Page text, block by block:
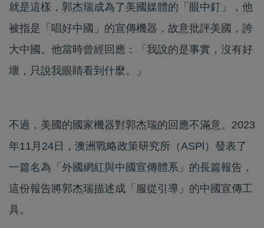
就是這樣，郭杰瑞成為了美國媒體的「眼中釘」，他
被指是「唱好中國」的宣傳機器，故意批評美國，誇
大中國。他當時曾經回應：「我說的是事實，沒有好
壞，只說我眼睛看到什麼。」
不過，美國的國家機器對郭杰瑞的回應不滿意。2023
年11月24日，澳洲戰略政策研究所（ASPl）發表了
一篇名為「外國網紅與中國宣傳體系」的長篇報告，
這份報告將郭杰瑞描述成「服從引導」的中國宣傳工
具。